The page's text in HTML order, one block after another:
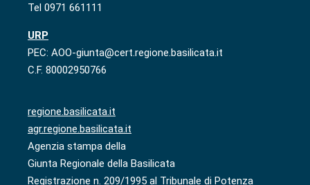
Tel 0971 661111
URP
PEC: AOO-giunta@cert.regione.basilicata.it
C.F. 80002950766
regione.basilicata.it
agr.regione.basilicata.it
Agenzia stampa della
Giunta Regionale della Basilicata
Registrazione n. 209/1995 al Tribunale di Potenza